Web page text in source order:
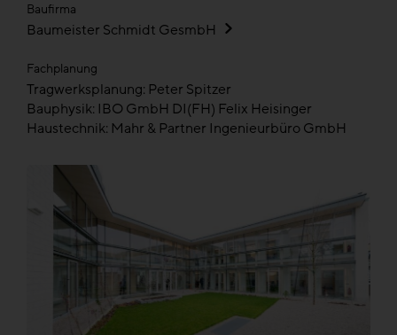
Baufirma
Baumeister Schmidt GesmbH
Fachplanung
Tragwerksplanung: Peter Spitzer
Bauphysik: IBO GmbH DI(FH) Felix Heisinger
Haustechnik: Mahr & Partner Ingenieurbüro GmbH